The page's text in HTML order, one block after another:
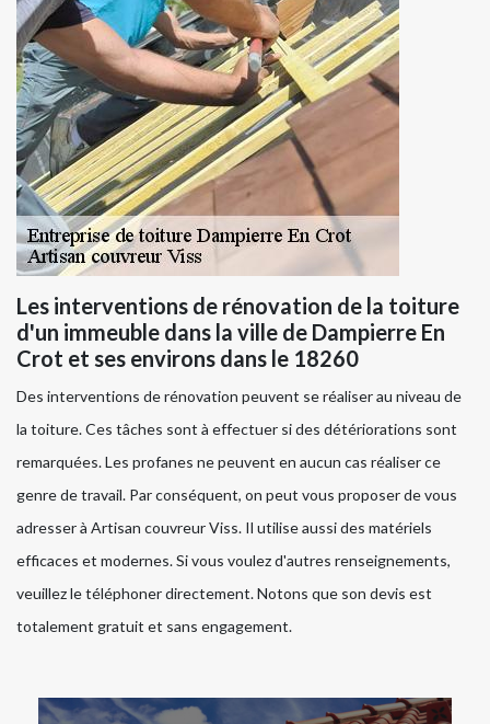
Les interventions de rénovation de la toiture
d'un immeuble dans la ville de Dampierre En
Crot et ses environs dans le 18260
Des interventions de rénovation peuvent se réaliser au niveau de
la toiture. Ces tâches sont à effectuer si des détériorations sont
remarquées. Les profanes ne peuvent en aucun cas réaliser ce
genre de travail. Par conséquent, on peut vous proposer de vous
adresser à Artisan couvreur Viss. Il utilise aussi des matériels
efficaces et modernes. Si vous voulez d'autres renseignements,
veuillez le téléphoner directement. Notons que son devis est
totalement gratuit et sans engagement.